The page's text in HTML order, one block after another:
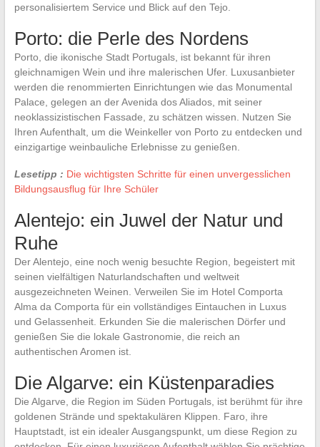
personalisiertem Service und Blick auf den Tejo.
Porto: die Perle des Nordens
Porto, die ikonische Stadt Portugals, ist bekannt für ihren
gleichnamigen Wein und ihre malerischen Ufer. Luxusanbieter
werden die renommierten Einrichtungen wie das Monumental
Palace, gelegen an der Avenida dos Aliados, mit seiner
neoklassizistischen Fassade, zu schätzen wissen. Nutzen Sie
Ihren Aufenthalt, um die Weinkeller von Porto zu entdecken und
einzigartige weinbauliche Erlebnisse zu genießen.
Lesetipp : Die wichtigsten Schritte für einen unvergesslichen
Bildungsausflug für Ihre Schüler
Alentejo: ein Juwel der Natur und
Ruhe
Der Alentejo, eine noch wenig besuchte Region, begeistert mit
seinen vielfältigen Naturlandschaften und weltweit
ausgezeichneten Weinen. Verweilen Sie im Hotel Comporta
Alma da Comporta für ein vollständiges Eintauchen in Luxus
und Gelassenheit. Erkunden Sie die malerischen Dörfer und
genießen Sie die lokale Gastronomie, die reich an
authentischen Aromen ist.
Die Algarve: ein Küstenparadies
Die Algarve, die Region im Süden Portugals, ist berühmt für ihre
goldenen Strände und spektakulären Klippen. Faro, ihre
Hauptstadt, ist ein idealer Ausgangspunkt, um diese Region zu